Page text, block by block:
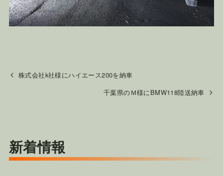
株式会社k社様にハイエース200を納車
千葉県のＭ様にBMW118陸送納車
新着情報